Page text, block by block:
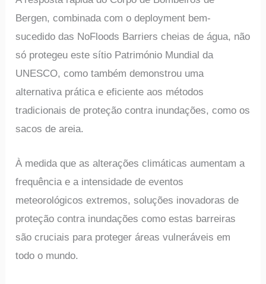
Bergen, combinada com o deployment bem-
sucedido das NoFloods Barriers cheias de água, não
só protegeu este sítio Património Mundial da
UNESCO, como também demonstrou uma
alternativa prática e eficiente aos métodos
tradicionais de proteção contra inundações, como os
sacos de areia.
À medida que as alterações climáticas aumentam a
frequência e a intensidade de eventos
meteorológicos extremos, soluções inovadoras de
proteção contra inundações como estas barreiras
são cruciais para proteger áreas vulneráveis em
todo o mundo.